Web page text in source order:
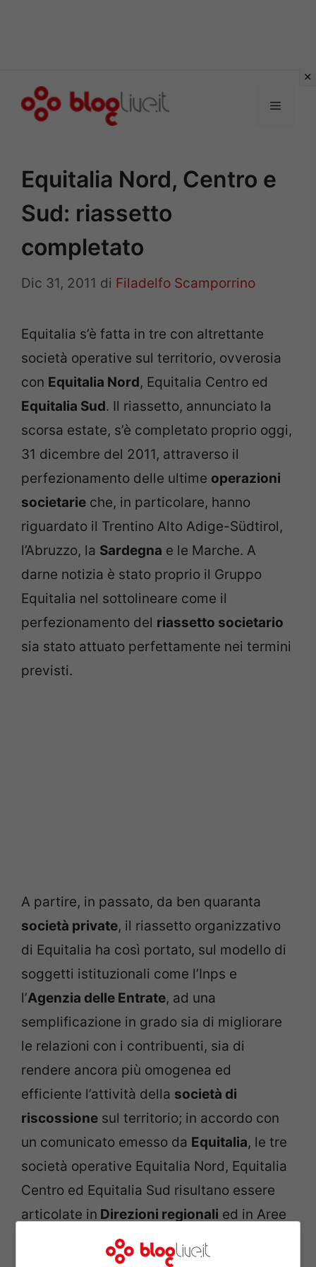
Menu
Equitalia Nord, Centro e
Sud: riassetto
completato
Dic 31, 2011 di Filadelfo Scamporrino
Equitalia s’è fatta in tre con altrettante
società operative sul territorio, ovverosia
con Equitalia Nord, Equitalia Centro ed
Equitalia Sud. Il riassetto, annunciato la
scorsa estate, s’è completato proprio oggi,
31 dicembre del 2011, attraverso il
perfezionamento delle ultime operazioni
societarie che, in particolare, hanno
riguardato il Trentino Alto Adige-Südtirol,
l’Abruzzo, la Sardegna e le Marche. A
darne notizia è stato proprio il Gruppo
Equitalia nel sottolineare come il
perfezionamento del riassetto societario
sia stato attuato perfettamente nei termini
previsti.
A partire, in passato, da ben quaranta
società private, il riassetto organizzativo
di Equitalia ha così portato, sul modello di
soggetti istituzionali come l’Inps e
l’Agenzia delle Entrate, ad una
semplificazione in grado sia di migliorare
le relazioni con i contribuenti, sia di
rendere ancora più omogenea ed
efficiente l’attività della società di
riscossione sul territorio; in accordo con
un comunicato emesso da Equitalia, le tre
società operative Equitalia Nord, Equitalia
Centro ed Equitalia Sud risultano essere
articolate in Direzioni regionali ed in Aree
territoriali che trovano rispondenza nelle